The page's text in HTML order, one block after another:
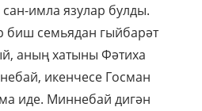
имла язулар булды.
биш семьядан гыйбарәт
аның хатыны Фәтиха
икенчесе Госман
иде. Миннебай дигән